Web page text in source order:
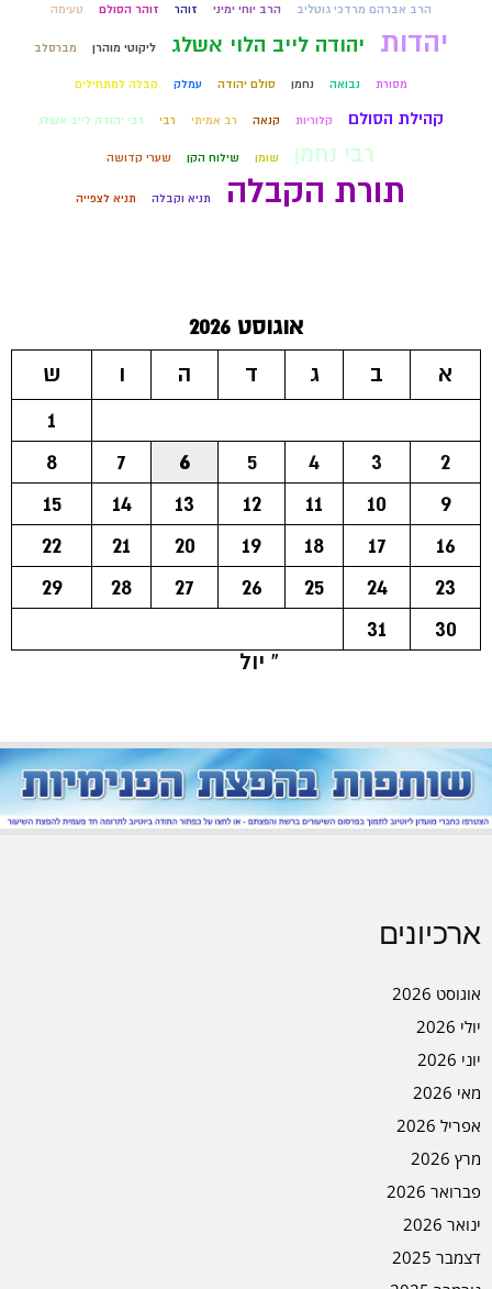
הרב אברהם מרדכי גוטליב הרב יוחי ימיני זוהר זוהר הסולם טעימה
יהדות יהודה לייב הלוי אשלג ליקוטי מוהרן מברסלב
מסורת נבואה נחמן סולם יהודה עמלק קבלה למתחילים
קהילת הסולם קלוריות קנאה רב אמיתי רבי רבי יהודה לייב אשלג
רבי נחמן שומן שילוח הקן שערי קדושה
תורת הקבלה תניא וקבלה תניא לצפייה
אוגוסט 2026
א
ב ג ד ה ו
ש
1
2
3
4
5
6
7
8
9
10
11
12
13
14
15
16
17
18
19
20
21
22
23
24
25
26
27
28
29
30
31
« יול
ארכיונים
אוגוסט 2026
יולי 2026
יוני 2026
מאי 2026
אפריל 2026
מרץ 2026
פברואר 2026
ינואר 2026
דצמבר 2025